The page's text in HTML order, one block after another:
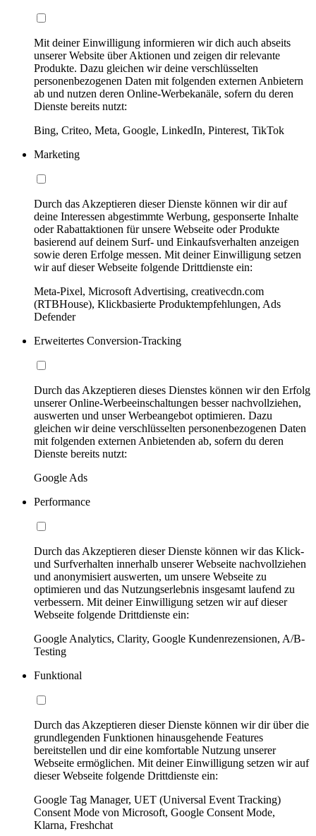
Mit deiner Einwilligung informieren wir dich auch abseits
unserer Website über Aktionen und zeigen dir relevante
Produkte. Dazu gleichen wir deine verschlüsselten
personenbezogenen Daten mit folgenden externen Anbietern
ab und nutzen deren Online-Werbekanäle, sofern du deren
Dienste bereits nutzt:
Bing, Criteo, Meta, Google, LinkedIn, Pinterest, TikTok
Marketing
Durch das Akzeptieren dieser Dienste können wir dir auf
deine Interessen abgestimmte Werbung, gesponserte Inhalte
oder Rabattaktionen für unsere Webseite oder Produkte
basierend auf deinem Surf- und Einkaufsverhalten anzeigen
sowie deren Erfolge messen. Mit deiner Einwilligung setzen
wir auf dieser Webseite folgende Drittdienste ein:
Meta-Pixel, Microsoft Advertising, creativecdn.com
(RTBHouse), Klickbasierte Produktempfehlungen, Ads
Defender
Erweitertes Conversion-Tracking
Durch das Akzeptieren dieses Dienstes können wir den Erfolg
unserer Online-Werbeeinschaltungen besser nachvollziehen,
auswerten und unser Werbeangebot optimieren. Dazu
gleichen wir deine verschlüsselten personenbezogenen Daten
mit folgenden externen Anbietenden ab, sofern du deren
Dienste bereits nutzt:
Google Ads
Performance
Durch das Akzeptieren dieser Dienste können wir das Klick-
und Surfverhalten innerhalb unserer Webseite nachvollziehen
und anonymisiert auswerten, um unsere Webseite zu
optimieren und das Nutzungserlebnis insgesamt laufend zu
verbessern. Mit deiner Einwilligung setzen wir auf dieser
Webseite folgende Drittdienste ein:
Google Analytics, Clarity, Google Kundenrezensionen, A/B-
Testing
Funktional
Durch das Akzeptieren dieser Dienste können wir dir über die
grundlegenden Funktionen hinausgehende Features
bereitstellen und dir eine komfortable Nutzung unserer
Webseite ermöglichen. Mit deiner Einwilligung setzen wir auf
dieser Webseite folgende Drittdienste ein:
Google Tag Manager, UET (Universal Event Tracking)
Consent Mode von Microsoft, Google Consent Mode,
Klarna, Freshchat